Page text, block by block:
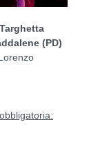
(PD)